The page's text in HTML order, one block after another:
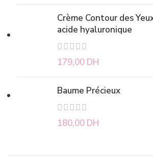
Crème Contour des
acide hyaluronique
179,00 DH
Baume Précieux
180,00 DH